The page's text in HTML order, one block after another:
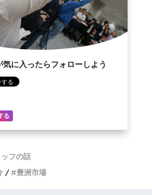
気に入ったらフォローしよう
る
フの話
豊洲市場